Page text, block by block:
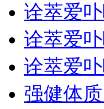
诠萃爱
诠萃爱
诠萃爱
强健体